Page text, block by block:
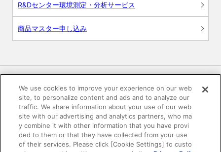
R&Dセンター環境測定・分析サービス
商品マスター申し込み
電子公告 このWEBサイトについて
プライバシーポリシー
SNSコミュニティガイドライン サイトマップ
We use cookies to improve your experience on our web
site, to personalize content and ads and to analyze our
traffic. We share information about your use of our web
site with our advertising and analytics partners, who ma
y combine it with other information that you have provi
ded to them or that they have collected from your use
of their services. Please click [Cookie Settings] to custo